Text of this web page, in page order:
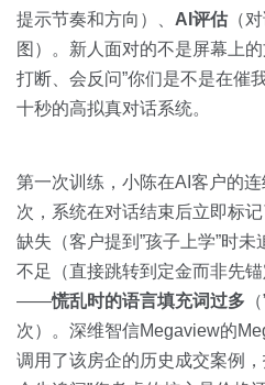
提示节奏和方向）、 AI评估（
图）。新人面对的不是屏幕上
打断、会反问”你们是不是在催
十秒的高拟真对话系统。
第一次训练，小陈在AI客户的
次，系统在对话结束后立即标
缺失（客户提到”孩子上学”时
不足（直接跳转到定金而非先
——慌乱时的语言填充词过多
次）。深维智信Megaview的
调用了该房企的历史成交案例